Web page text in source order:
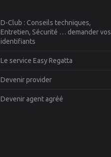
D-Club : Conseils techniques,
Entretien, Sécurité … demander vos
identifiants
Le service Easy Regatta
Devenir provider
Devenir agent agréé